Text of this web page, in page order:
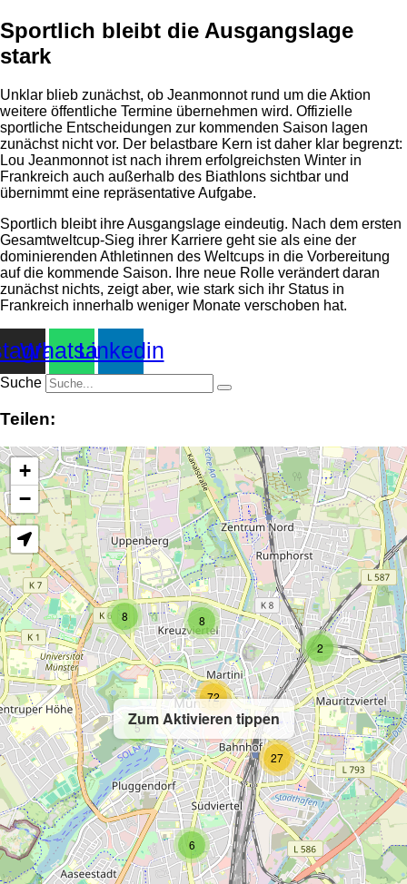
Sportlich bleibt die Ausgangslage
stark
Unklar blieb zunächst, ob Jeanmonnot rund um die Aktion
weitere öffentliche Termine übernehmen wird. Offizielle
sportliche Entscheidungen zur kommenden Saison lagen
zunächst nicht vor. Der belastbare Kern ist daher klar begrenzt:
Lou Jeanmonnot ist nach ihrem erfolgreichsten Winter in
Frankreich auch außerhalb des Biathlons sichtbar und
übernimmt eine repräsentative Aufgabe.
Sportlich bleibt ihre Ausgangslage eindeutig. Nach dem ersten
Gesamtweltcup-Sieg ihrer Karriere geht sie als eine der
dominierenden Athletinnen des Weltcups in die Vorbereitung
auf die kommende Saison. Ihre neue Rolle verändert daran
zunächst nichts, zeigt aber, wie stark sich ihr Status in
Frankreich innerhalb weniger Monate verschoben hat.
Whatsapp
Linkedin
Suche
Teilen:
Zum Aktivieren tippen
2
8
6
8
27
5
72
+
−